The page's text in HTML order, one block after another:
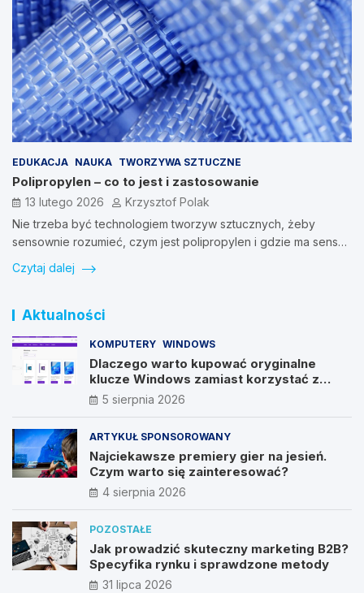
EDUKACJA NAUKA TWORZYWA SZTUCZNE
Polipropylen – co to jest i zastosowanie
13 lutego 2026
Krzysztof Polak
Nie trzeba być technologiem tworzyw sztucznych, żeby
sensownie rozumieć, czym jest polipropylen i gdzie ma sens…
Czytaj dalej
Aktualności
KOMPUTERY WINDOWS
Dlaczego warto kupować oryginalne
klucze Windows zamiast korzystać z
nieautoryzowanych źródeł?
5 sierpnia 2026
ARTYKUŁ SPONSOROWANY
Najciekawsze premiery gier na jesień.
Czym warto się zainteresować?
4 sierpnia 2026
POZOSTAŁE
Jak prowadzić skuteczny marketing B2B?
Specyfika rynku i sprawdzone metody
31 lipca 2026